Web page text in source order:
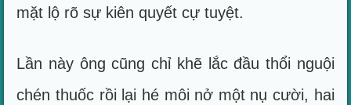
mặt lộ rõ sự kiên quyết cự tuyệt.
Lần này ông cũng chỉ khẽ lắc đầu thổi nguội
chén thuốc rồi lại hé môi nở một nụ cười, hai